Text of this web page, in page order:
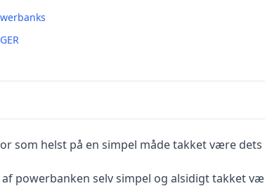
som helst på en simpel måde takket være
powerbanken selv simpel og alsidigt takket